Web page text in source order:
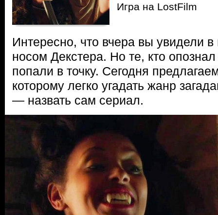
Игра на LostFilm
Интересно, что вчера вы увидели
носом Декстера. Но те, кто
попали в точку. Сегодня
которому легко угадать жанр
— назвать сам сериал.